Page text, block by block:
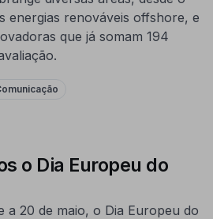
energias renováveis offshore, e
que já somam 194
o Dia Europeu do
a 20 de maio, o Dia Europeu do